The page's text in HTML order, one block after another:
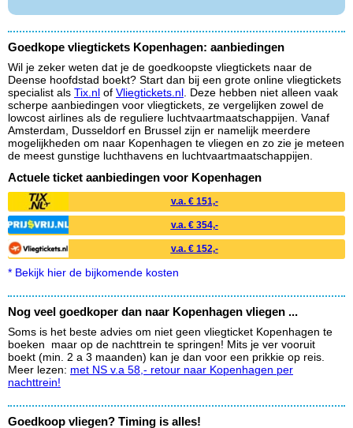
Goedkope vliegtickets Kopenhagen: aanbiedingen
Wil je zeker weten dat je de goedkoopste vliegtickets naar de
Deense hoofdstad boekt? Start dan bij een grote online vliegtickets
specialist als Tix.nl of Vliegtickets.nl . Deze hebben niet alleen vaak
scherpe aanbiedingen voor vliegtickets, ze vergelijken zowel de
lowcost airlines als de reguliere luchtvaartmaatschappijen. Vanaf
Amsterdam, Dusseldorf en Brussel zijn er namelijk meerdere
mogelijkheden om naar Kopenhagen te vliegen en zo zie je meteen
de meest gunstige luchthavens en luchtvaartmaatschappijen.
Actuele ticket aanbiedingen voor Kopenhagen
v.a. € 151,-
v.a. € 354,-
v.a. € 152,-
* Bekijk hier de bijkomende kosten
Nog veel goedkoper dan naar Kopenhagen vliegen ...
Soms is het beste advies om niet geen vliegticket Kopenhagen te
boeken maar op de nachttrein te springen! Mits je ver vooruit
boekt (min. 2 a 3 maanden) kan je dan voor een prikkie op reis.
Meer lezen: met NS v.a 58,- retour naar Kopenhagen per
nachttrein!
Goedkoop vliegen? Timing is alles!